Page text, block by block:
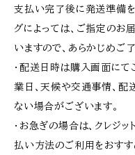
支払い完了後に発送準備を
グによっては、ご指定の
いますので、あらかじめご了
・配送日時は購入画面にて
業日、天候や交通事情、配
ない場合がございます。
・お急ぎの場合は、クレジ
払い方法のご利用をおすす